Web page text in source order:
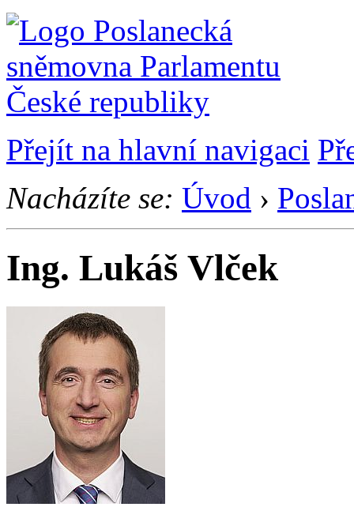
Přejít na hlavní navigaci
Nacházíte se: Úvod ›
Ing. Lukáš Vlček